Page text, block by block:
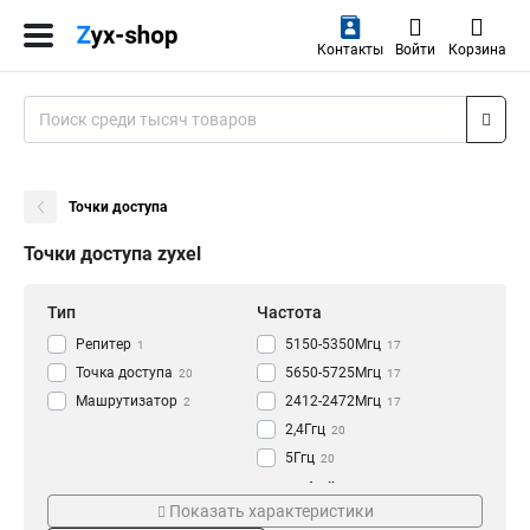
Контакты Войти Корзина
Точки доступа
Точки доступа zyxel
Тип
Репитер 1
Точка доступа 20
Машрутизатор 2
Частота
5150-5350Мгц 17
5650-5725Мгц 17
2412-2472Мгц 17
2,4Ггц 20
5Ггц 20
Интерфейс
USB 3
Показать характеристики